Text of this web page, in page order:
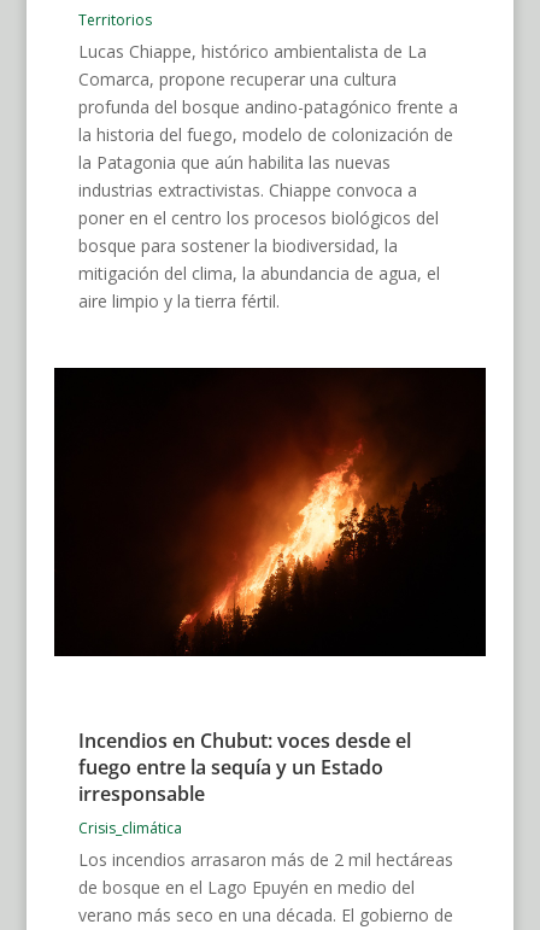
Territorios
Lucas Chiappe, histórico ambientalista de La
Comarca, propone recuperar una cultura
profunda del bosque andino-patagónico frente a
la historia del fuego, modelo de colonización de
la Patagonia que aún habilita las nuevas
industrias extractivistas. Chiappe convoca a
poner en el centro los procesos biológicos del
bosque para sostener la biodiversidad, la
mitigación del clima, la abundancia de agua, el
aire limpio y la tierra fértil.
Incendios en Chubut: voces desde el
fuego entre la sequía y un Estado
irresponsable
Crisis_climática
Los incendios arrasaron más de 2 mil hectáreas
de bosque en el Lago Epuyén en medio del
verano más seco en una década. El gobierno de